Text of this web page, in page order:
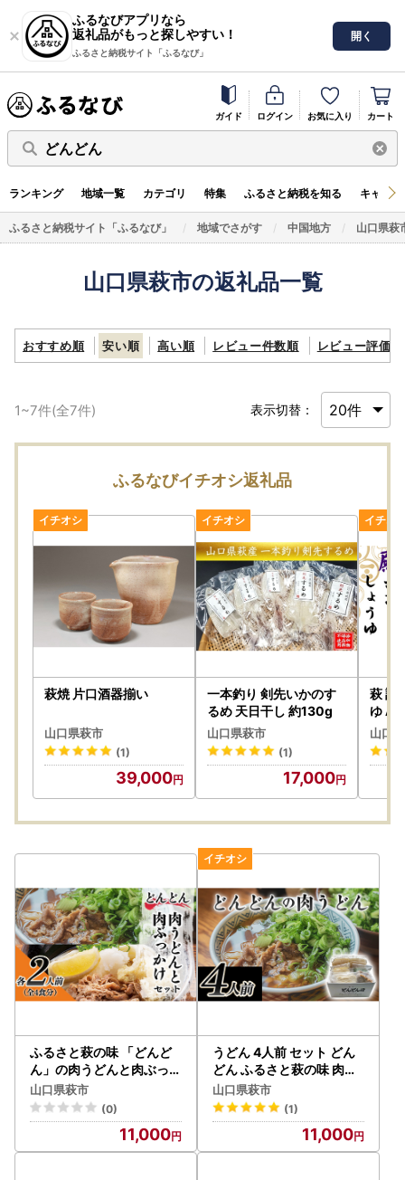
ふるなびアプリなら
返礼品がもっと探しやすい！
ふるさと納税サイト「ふるなび」
開く
ガイド ログイン お気に入り カート
どんどん
ランキング 地域一覧 カテゴリ 特集 ふるさと納税を知る キャン
ふるさと納税サイト「ふるなび」 地域でさがす 中国地方 山口県萩
山口県萩市の返礼品一覧
おすすめ順 安い順 高い順 レビュー件数順 レビュー評価順
1~7件(全7件) 表示切替：
ふるなびイチオシ返礼品
萩焼 片口酒器揃い
山口県萩市
(1)
39,000
一本釣り 剣先いかのす
るめ 天日干し 約130g
山口県萩市
(1)
17,000
萩 調
ゆ A
山口
ふるさと萩の味 「どんど
ん」の肉うどんと肉ぶっか
けうどん 各2人前セット（
全4食分）
山口県萩市
(0)
11,000
うどん 4人前 セット どん
どん ふるさと萩の味 肉う
どん 麺類 肉 牛肉 冷凍
山口県萩市
(1)
11,000